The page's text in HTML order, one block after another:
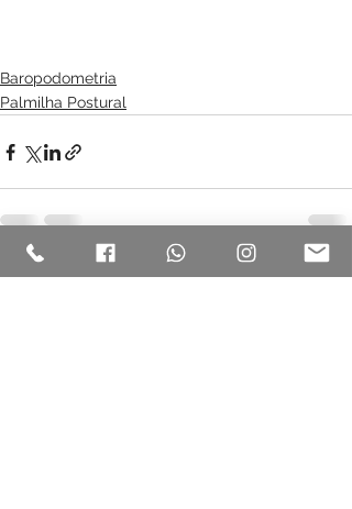
Baropodometria
Palmilha Postural
Posts recentes Ver tudo